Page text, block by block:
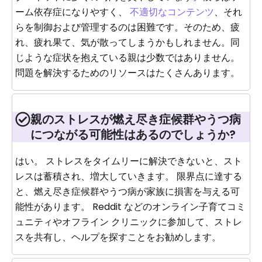
ーム依存症になりやすく、 不適切なコンテンツ、それ
らを制御および管理するのは困難です。そのため、疲
れ、疲れ果て、気が散ってしまうかもしれません。同
じような症状を抱えている親は少数ではありません。
問題を解決するためのリソースはたくさんあります。
親のストレスが燃え尽き症候群やうつ病
につながる可能性はあるのでしょうか?
はい。 ストレスをタイムリーに解決できないと、スト
レスは蓄積され、増大していきます。 限界点に達する
と、燃え尽き症候群やうつ病が家族に損害を与える可
能性があります。 Reddit などのオンライン子育てコミ
ュニティやオフライン クリニックに参加して、ストレ
スを共有し、ヘルプを探すことをお勧めします。